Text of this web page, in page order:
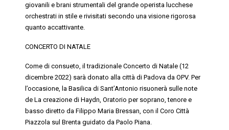
giovanili e brani strumentali del grande operista lucchese
orchestrati in stile e rivisitati secondo una visione rigorosa
quanto accattivante.
CONCERTO DI NATALE
Come di consueto, il tradizionaleConcerto di Natale (12
dicembre 2022) sarà donato alla città di Padova da OPV. Per
l’occasione, la Basilica di Sant’Antonio risuonerà sulle note
deLa creazione di Haydn, Oratorio per soprano, tenore e
basso diretto da Filippo Maria Bressan, con il Coro Città
Piazzola sul Brenta guidato da Paolo Piana.